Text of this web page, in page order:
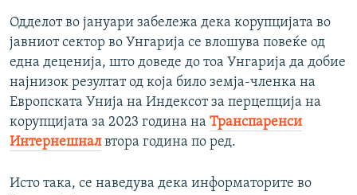
Одделот во јануари забележа дека корупцијата во
јавниот сектор во Унгарија се влошува повеќе од
една деценија, што доведе до тоа Унгарија да добие
најнизок резултат од која било земја-членка на
Европската Унија на Индексот за перцепција на
корупцијата за 2023 година на Транспаренси
Интернешналвтора година по ред.
Исто така, се наведува дека информаторите во